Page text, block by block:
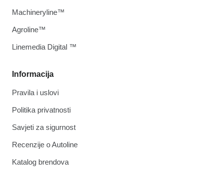
Informacija
Pravila i uslovi
Politika privatnosti
Savjeti za sigurnost
Recenzije o Autoline
Katalog brendova
Machineryline™
Agroline™
Linemedia Digital ™